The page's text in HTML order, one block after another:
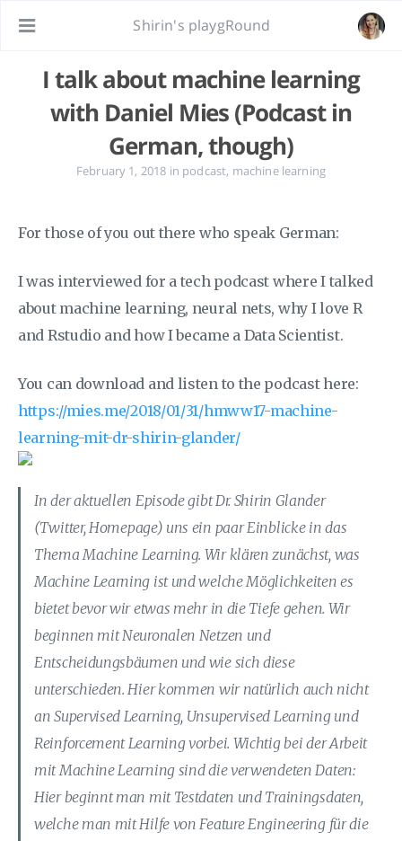
Shirin's playgRound
I talk about machine learning
with Daniel Mies (Podcast in
German, though)
February 1, 2018 in podcast, machine learning
For those of you out there who speak German:
I was interviewed for a tech podcast where I talked
about machine learning, neural nets, why I love R
and Rstudio and how I became a Data Scientist.
You can download and listen to the podcast here:
https://mies.me/2018/01/31/hmww17-machine-
learning-mit-dr-shirin-glander/
In der aktuellen Episode gibt Dr. Shirin Glander
(Twitter, Homepage) uns ein paar Einblicke in das
Thema Machine Learning. Wir klären zunächst, was
Machine Learning ist und welche Möglichkeiten es
bietet bevor wir etwas mehr in die Tiefe gehen. Wir
beginnen mit Neuronalen Netzen und
Entscheidungsbäumen und wie sich diese
unterschieden. Hier kommen wir natürlich auch nicht
an Supervised Learning, Unsupervised Learning und
Reinforcement Learning vorbei. Wichtig bei der Arbeit
mit Machine Learning sind die verwendeten Daten:
Hier beginnt man mit Testdaten und Trainingsdaten,
welche man mit Hilfe von Feature Engineering für die